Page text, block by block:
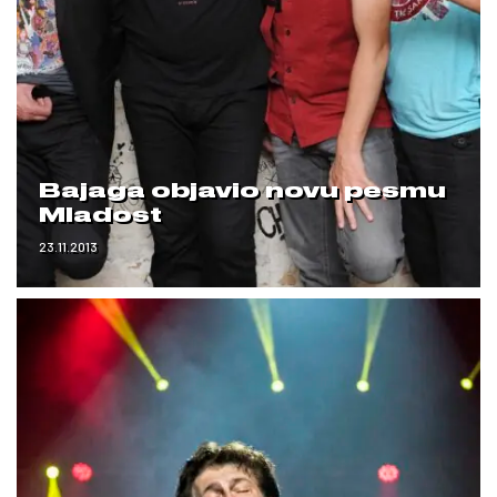
Bajaga objavio novu pesmu
Mladost
23.11.2013